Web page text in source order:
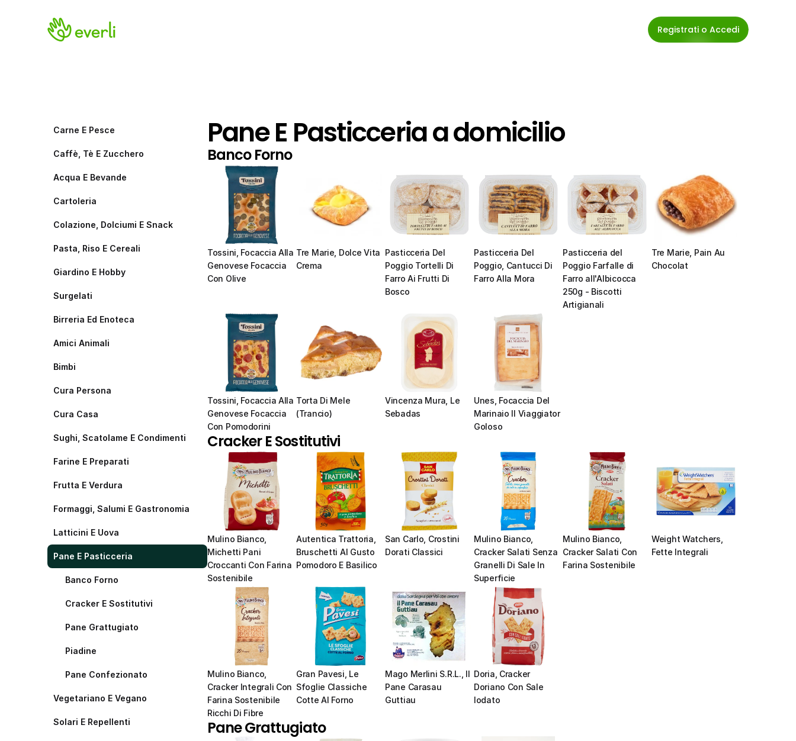
Registrati o Accedi
Carne E Pesce
Caffè, Tè E Zucchero
Acqua E Bevande
Cartoleria
Colazione, Dolciumi E Snack
Pasta, Riso E Cereali
Giardino E Hobby
Surgelati
Birreria Ed Enoteca
Amici Animali
Bimbi
Cura Persona
Cura Casa
Sughi, Scatolame E Condimenti
Farine E Preparati
Frutta E Verdura
Formaggi, Salumi E Gastronomia
Latticini E Uova
Pane E Pasticceria
Banco Forno
Cracker E Sostitutivi
Pane Grattugiato
Piadine
Pane Confezionato
Vegetariano E Vegano
Solari E Repellenti
Pane E Pasticceria a domicilio
Banco Forno
Tossini, Focaccia Alla
Genovese Focaccia
Con Olive
Tre Marie, Dolce Vita
Crema
Pasticceria Del
Poggio Tortelli Di
Farro Ai Frutti Di
Bosco
Pasticceria Del
Poggio, Cantucci Di
Farro Alla Mora
Pasticceria del
Poggio Farfalle di
Farro all'Albicocca
250g - Biscotti
Artigianali
Tre Marie, Pain Au
Chocolat
Tossini, Focaccia Alla
Genovese Focaccia
Con Pomodorini
Torta Di Mele
(Trancio)
Vincenza Mura, Le
Sebadas
Unes, Focaccia Del
Marinaio Il Viaggiator
Goloso
Cracker E Sostitutivi
Mulino Bianco,
Michetti Pani
Croccanti Con Farina
Sostenibile
Autentica Trattoria,
Bruschetti Al Gusto
Pomodoro E Basilico
San Carlo, Crostini
Dorati Classici
Mulino Bianco,
Cracker Salati Senza
Granelli Di Sale In
Superficie
Mulino Bianco,
Cracker Salati Con
Farina Sostenibile
Weight Watchers,
Fette Integrali
Mulino Bianco,
Cracker Integrali Con
Farina Sostenibile
Ricchi Di Fibre
Gran Pavesi, Le
Sfoglie Classiche
Cotte Al Forno
Mago Merlini S.R.L., Il
Pane Carasau
Guttiau
Doria, Cracker
Doriano Con Sale
Iodato
Pane Grattugiato